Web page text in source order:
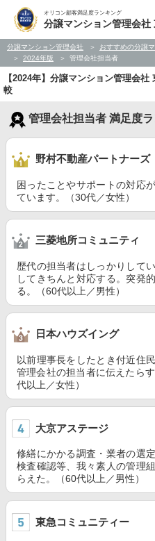
オリコン顧客満足度ランキング
分譲マンション管理会社
分譲マンション管理会社
おすすめの分譲
2024年版
管理会社担当者
【2024年】分譲マンション管理会
較
管理会社担当者 満足度
野村不動産パートナーズ
困ったことやサポートの対応
ています。（30代／女性）
三菱地所コミュニティ
歴代の担当者はしっかりして
してきちんと対応する。突発
る。（60代以上／男性）
日本ハウズイング
以前理事長をしたとき付近住
管理会社の担当者に伝えたら
代以上／女性）
大京アステージ
修繕にかかる調査・業者の選
検査確認等、我々素人の管理
らえた。（60代以上／男性）
東急コミュニティー